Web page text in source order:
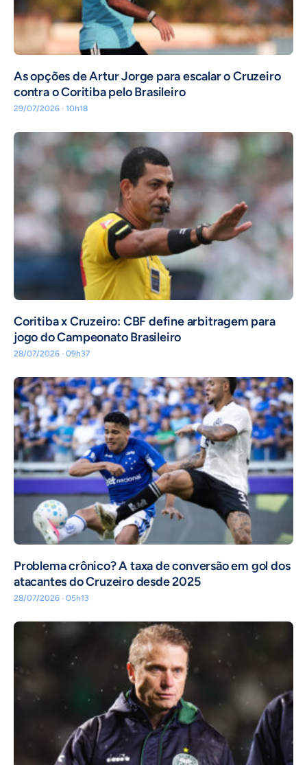
As opções de Artur Jorge para escalar o Cruzeiro
contra o Coritiba pelo Brasileiro
29/07/2026 · 10h18
Coritiba x Cruzeiro: CBF define arbitragem para
jogo do Campeonato Brasileiro
28/07/2026 · 09h37
Problema crônico? A taxa de conversão em gol dos
atacantes do Cruzeiro desde 2025
28/07/2026 · 05h13